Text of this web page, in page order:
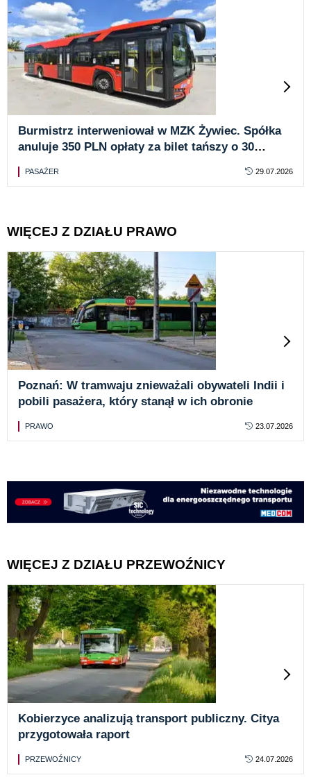
Burmistrz interweniował w MZK Żywiec. Spółka
anuluje 350 PLN opłaty za bilet tańszy o 30
PASAŻER 29.07.2026
WIĘCEJ Z DZIAŁU PRAWO
Poznań: W tramwaju znieważali obywateli Indii i
pobili pasażera, który stanął w ich obronie
PRAWO 23.07.2026
WIĘCEJ Z DZIAŁU PRZEWOŹNICY
Kobierzyce analizują transport publiczny. Citya
przygotowała raport
PRZEWOŹNICY 24.07.2026